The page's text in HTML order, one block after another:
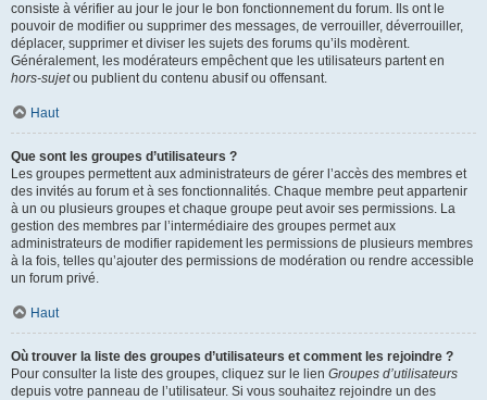
consiste à vérifier au jour le jour le bon fonctionnement du forum. Ils ont le
pouvoir de modifier ou supprimer des messages, de verrouiller, déverrouiller,
déplacer, supprimer et diviser les sujets des forums qu’ils modèrent.
Généralement, les modérateurs empêchent que les utilisateurs partent en
hors-sujetou publient du contenu abusif ou offensant.
Haut
Que sont les groupes d’utilisateurs ?
Les groupes permettent aux administrateurs de gérer l’accès des membres et
des invités au forum et à ses fonctionnalités. Chaque membre peut appartenir
à un ou plusieurs groupes et chaque groupe peut avoir ses permissions. La
gestion des membres par l’intermédiaire des groupes permet aux
administrateurs de modifier rapidement les permissions de plusieurs membres
à la fois, telles qu’ajouter des permissions de modération ou rendre accessible
un forum privé.
Haut
Où trouver la liste des groupes d’utilisateurs et comment les rejoindre ?
Pour consulter la liste des groupes, cliquez sur le lien Groupes d’utilisateurs
depuis votre panneau de l’utilisateur. Si vous souhaitez rejoindre un des